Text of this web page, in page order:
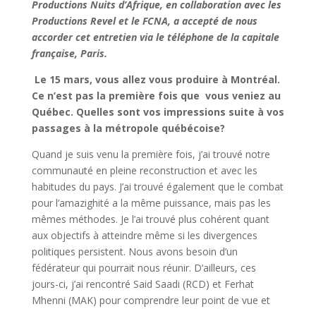
Productions Nuits d’Afrique, en collaboration avec les
Productions Revel et le FCNA, a accepté de nous
accorder cet entretien via le téléphone de la capitale
française, Paris.
Le 15 mars, vous allez vous produire à Montréal.
Ce n’est pas la première fois que vous veniez au
Québec. Quelles sont vos impressions suite à vos
passages à la métropole québécoise?
Quand je suis venu la première fois, j’ai trouvé notre
communauté en pleine reconstruction et avec les
habitudes du pays. J’ai trouvé également que le combat
pour l’amazighité a la même puissance, mais pas les
mêmes méthodes. Je l’ai trouvé plus cohérent quant
aux objectifs à atteindre même si les divergences
politiques persistent. Nous avons besoin d’un
fédérateur qui pourrait nous réunir. D’ailleurs, ces
jours-ci, j’ai rencontré Said Saadi (RCD) et Ferhat
Mhenni (MAK) pour comprendre leur point de vue et